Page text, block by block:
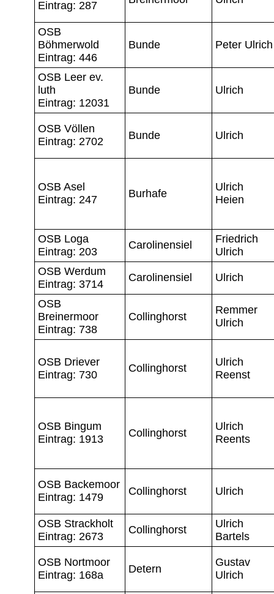
Eintrag: 287
OSB
Böhmerwold
Eintrag: 446
Bunde Peter Ulrich
OSB Leer ev.
luth
Eintrag: 12031
Bunde Ulrich
OSB Völlen
Eintrag: 2702
Bunde Ulrich
OSB Asel
Eintrag: 247
Burhafe
Ulrich
Heien
OSB Loga
Eintrag: 203
Carolinensiel
Friedrich
Ulrich
OSB Werdum
Eintrag: 3714
Carolinensiel Ulrich
OSB
Breinermoor
Eintrag: 738
Collinghorst
Remmer
Ulrich
OSB Driever
Eintrag: 730
Collinghorst
Ulrich
Reenst
OSB Bingum
Eintrag: 1913
Collinghorst
Ulrich
Reents
OSB Backemoor
Eintrag: 1479
Collinghorst Ulrich
OSB Strackholt
Eintrag: 2673
Collinghorst
Ulrich
Bartels
OSB Nortmoor
Eintrag: 168a
Detern
Gustav
Ulrich